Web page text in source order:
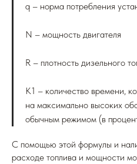
q – норма потребления
N – мощность двигателя
R – плотность дизельного
K1 – количество времени,
на максимально высоких
обычным режимом (в
С помощью этой формулы и
расходе топлива и мощности